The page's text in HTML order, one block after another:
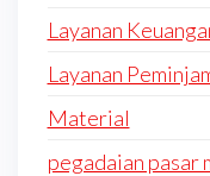
Layanan
Layanan
Material
pegadaian pasar